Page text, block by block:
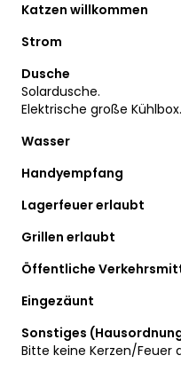
Katzen willkommen
Strom
Dusche
Solardusche.
Elektrische große Kühlbox.
Wasser
Handyempfang
Lagerfeuer erlaubt
Grillen erlaubt
Öffentliche
Eingezäunt
Sonstiges
Bitte keine Kerzen/